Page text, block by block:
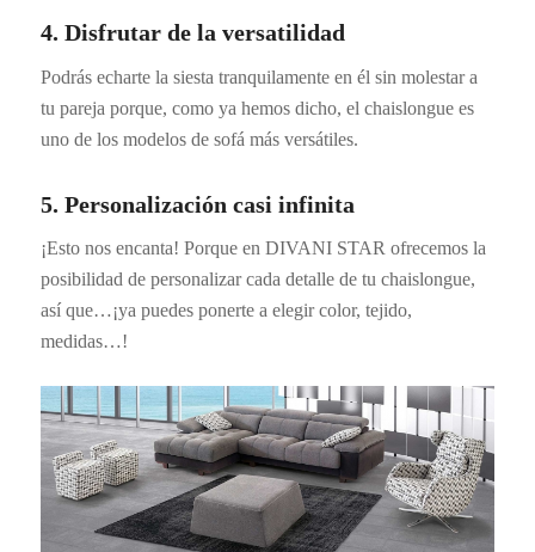
4. Disfrutar de la versatilidad
Podrás echarte la siesta tranquilamente en él sin molestar a
tu pareja porque, como ya hemos dicho, el chaislongue es
uno de los modelos de sofá más versátiles.
5. Personalización casi infinita
¡Esto nos encanta! Porque en DIVANI STAR ofrecemos la
posibilidad de personalizar cada detalle de tu chaislongue,
así que…¡ya puedes ponerte a elegir color, tejido,
medidas…!